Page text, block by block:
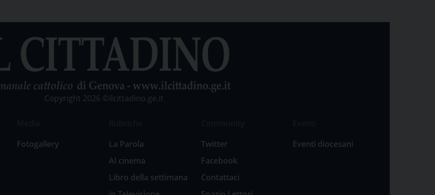
Copyright 2026 ©ilcittadino.ge.it
Fotogallery
La Parola
Al cinema
Libro della settimana
Twitter
Facebook
Contattaci
Eventi diocesani